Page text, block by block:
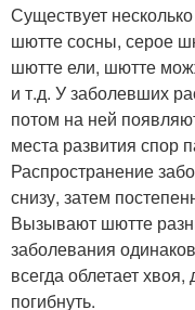
Существует
шютте сосны, серое
шютте ели, шютте
и т.д. У заболевших
потом на ней
места развития спор
Распространение
снизу, затем
Вызывают шютте
заболевания
всегда облетает
погибнуть.